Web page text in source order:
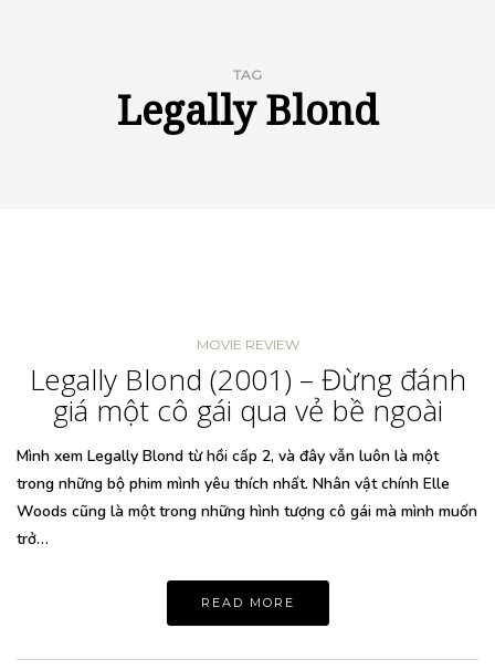
TAG
Legally Blond
MOVIE REVIEW
Legally Blond (2001) – Đừng đánh
giá một cô gái qua vẻ bề ngoài
Mình xem Legally Blond từ hồi cấp 2, và đây vẫn luôn là một
trong những bộ phim mình yêu thích nhất. Nhân vật chính Elle
Woods cũng là một trong những hình tượng cô gái mà mình muốn
trở…
READ MORE